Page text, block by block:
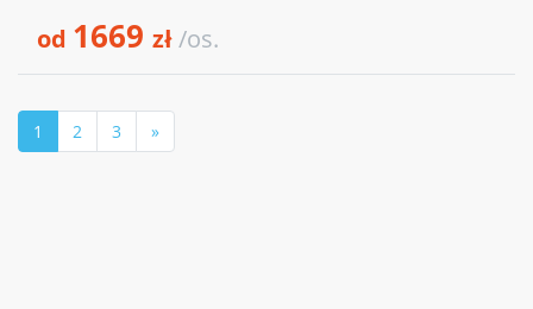
od 1669 zł/os.
1 2 3 »